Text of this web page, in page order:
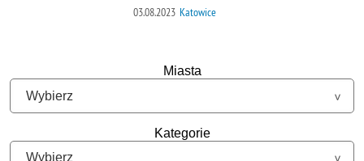
03.08.2023 Katowice
Miasta
Kategorie